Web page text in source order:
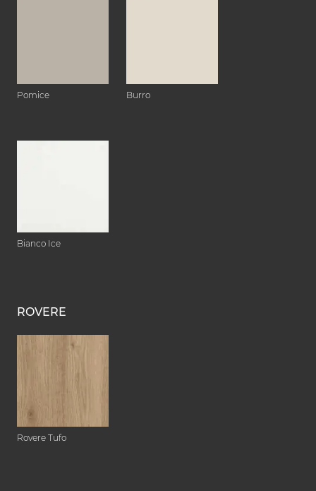
Pomice Burro
Bianco Ice
ROVERE
Rovere Tufo